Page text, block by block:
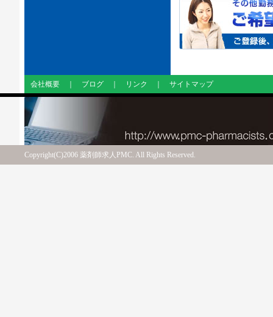
会社概要 ブログ リンク サイトマップ
Copyright(C)2006 薬剤師求人PMC. All Rights Reserved.